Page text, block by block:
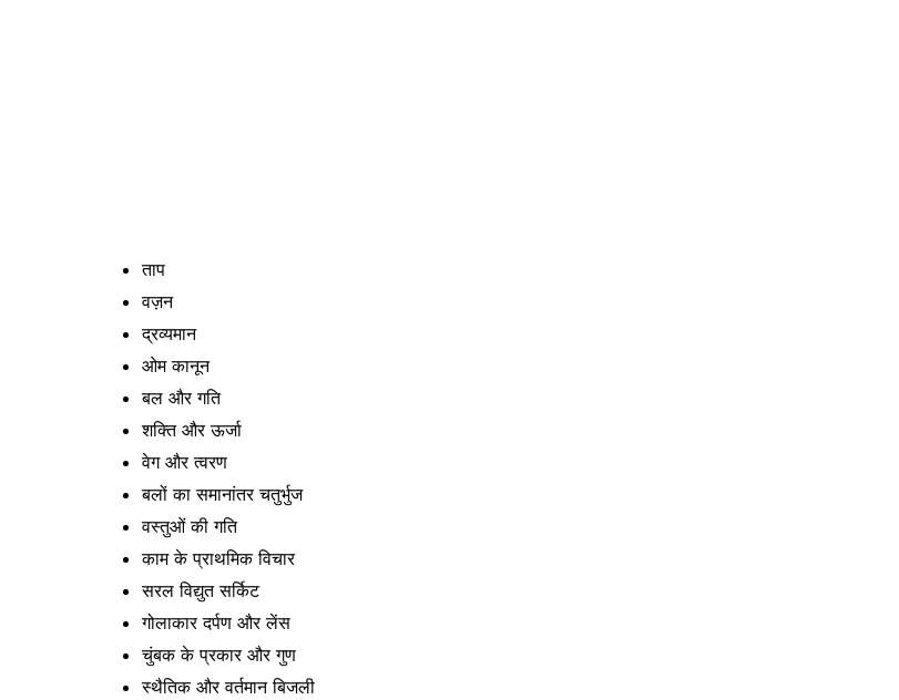
ताप
वज़न
द्रव्यमान
ओम कानून
बल और गति
शक्ति और ऊर्जा
वेग और त्वरण
बलों का समानांतर चतुर्भुज
वस्तुओं की गति
काम के प्राथमिक विचार
सरल विद्युत सर्किट
गोलाकार दर्पण और लेंस
चुंबक के प्रकार और गुण
स्थैतिक और वर्तमान बिजली